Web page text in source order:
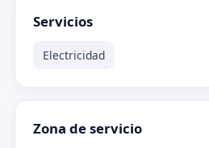
Servicios
Electricidad
Zona de servicio